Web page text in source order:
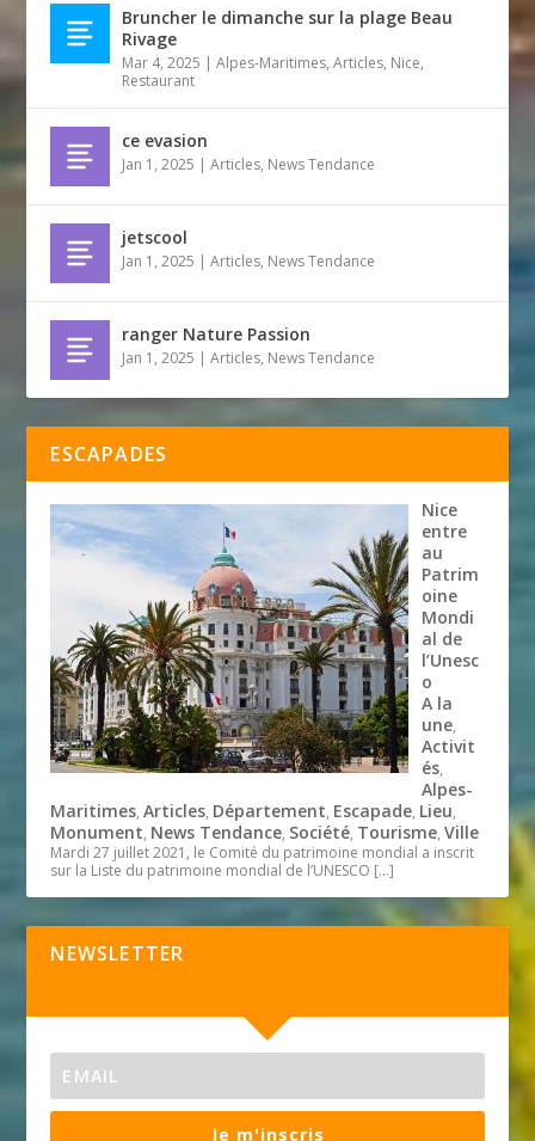
Bruncher le dimanche sur la plage Beau
Rivage
Mar 4, 2025 |Alpes-Maritimes,Articles, Nice,
Restaurant
ce evasion
Jan 1, 2025 |Articles, News Tendance
jetscool
Jan 1, 2025 |Articles, News Tendance
ranger Nature Passion
Jan 1, 2025 |Articles, News Tendance
ESCAPADES
Nice
entre
au
Patrim
oine
Mondi
al de
l’Unesc
o
A la
une,
Activit
és,
Alpes-
Maritimes,Articles, Département, Escapade, Lieu,
Monument, News Tendance, Société, Tourisme,Ville
Mardi 27 juillet 2021, le Comité du patrimoine mondial a inscrit
sur la Liste du patrimoine mondial de l’UNESCO […]
NEWSLETTER
Je m'inscris